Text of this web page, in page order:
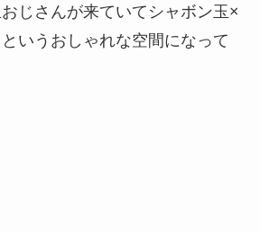
じさんが来ていてシャボン玉×
いうおしゃれな空間になって